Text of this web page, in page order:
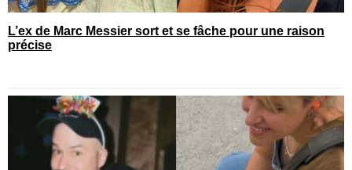
L’ex de Marc Messier sort et se fâche pour une raison
précise